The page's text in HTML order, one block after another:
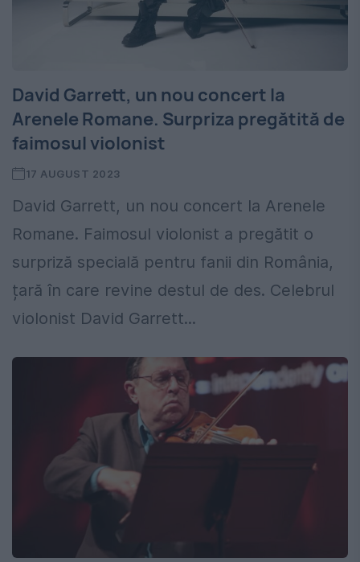
David Garrett, un nou concert la
Arenele Romane. Surpriza pregătită de
faimosul violonist
17 AUGUST 2023
David Garrett, un nou concert la Arenele
Romane. Faimosul violonist a pregătit o
surpriză specială pentru fanii din România,
țară în care revine destul de des. Celebrul
violonist David Garrett...